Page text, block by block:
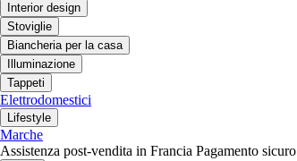
Interior design
Stoviglie
Biancheria per la casa
Illuminazione
Tappeti
Elettrodomestici
Lifestyle
Marche
Assistenza post-vendita in Francia Pagamento sicuro